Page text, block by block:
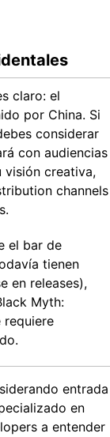
claro: el
por China. Si
considerar
con audiencias
visión creativa,
channels
el bar de
tienen
en releases),
Myth:
entrada
en
a entender